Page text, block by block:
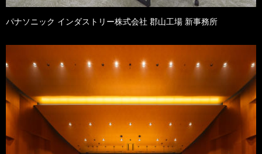
パナソニック インダストリー株式会社 郡山工場 新事務所